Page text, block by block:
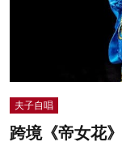
夫子自唱
跨境《帝女花》